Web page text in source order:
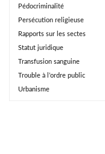
Pédocriminalité
Persécution religieuse
Rapports sur les sectes
Statut juridique
Transfusion sanguine
Trouble à l’ordre public
Urbanisme